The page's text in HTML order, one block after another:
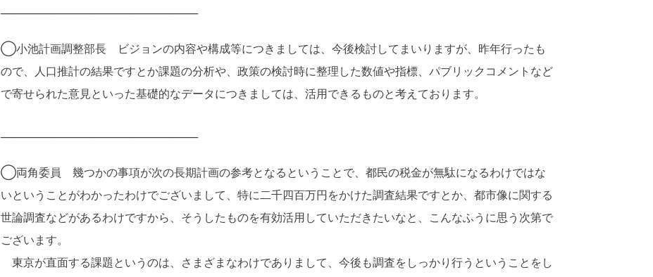
◯小池計画調整部長 ビジョンの内容や構成等につきましては、今後検討してまいりますが、昨年行ったも
ので、人口推計の結果ですとか課題の分析や、政策の検討時に整理した数値や指標、パブリックコメントなど
で寄せられた意見といった基礎的なデータにつきましては、活用できるものと考えております。
◯両角委員 幾つかの事項が次の長期計画の参考となるということで、都民の税金が無駄になるわけではな
いということがわかったわけでございまして、特に二千四百万円をかけた調査結果ですとか、都市像に関する
世論調査などがあるわけですから、そうしたものを有効活用していただきたいなと、こんなふうに思う次第で
ございます。
東京が直面する課題というのは、さまざまなわけでありまして、今後も調査をしっかり行うということをし